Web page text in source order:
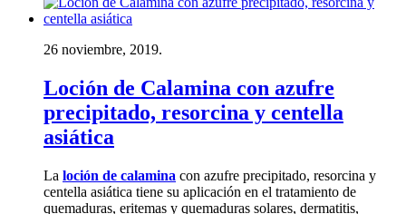
26 noviembre, 2019.
Loción de Calamina con azufre
precipitado, resorcina y centella
asiática
La loción de calamina con azufre precipitado, resorcina y
centella asiática tiene su aplicación en el tratamiento de
quemaduras, eritemas y quemaduras solares, dermatitis,